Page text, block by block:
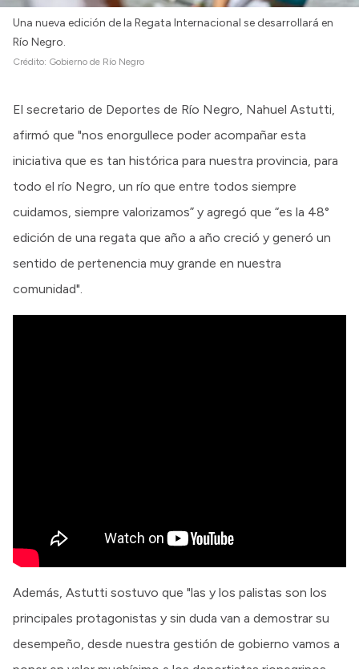
Una nueva edición de la Regata Internacional se desarrollará en
Río Negro.
Crédito: Gobierno de Río Negro
El secretario de Deportes de Río Negro, Nahuel Astutti,
afirmó que "nos enorgullece poder acompañar esta
iniciativa que es tan histórica para nuestra provincia, para
todo el río Negro, un río que entre todos siempre
cuidamos, siempre valorizamos” y agregó que “es la 48°
edición de una regata que año a año creció y generó un
sentido de pertenencia muy grande en nuestra
comunidad".
Además, Astutti sostuvo que "las y los palistas son los
principales protagonistas y sin duda van a demostrar su
desempeño, desde nuestra gestión de gobierno vamos a